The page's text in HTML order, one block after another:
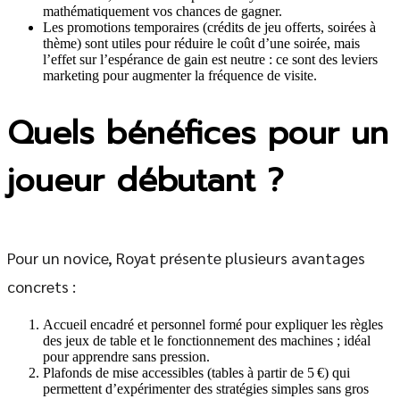
mathématiquement vos chances de gagner.
Les promotions temporaires (crédits de jeu offerts, soirées à
thème) sont utiles pour réduire le coût d’une soirée, mais
l’effet sur l’espérance de gain est neutre : ce sont des leviers
marketing pour augmenter la fréquence de visite.
Quels bénéfices pour un
joueur débutant ?
Pour un novice, Royat présente plusieurs avantages
concrets :
Accueil encadré et personnel formé pour expliquer les règles
des jeux de table et le fonctionnement des machines ; idéal
pour apprendre sans pression.
Plafonds de mise accessibles (tables à partir de 5 €) qui
permettent d’expérimenter des stratégies simples sans gros